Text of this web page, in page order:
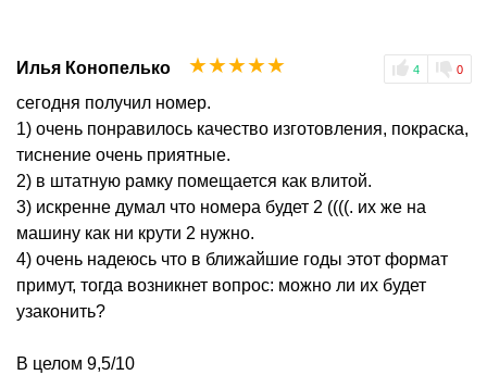
Илья Конопелько 4 0
☆
☆
☆
☆
☆
сегодня получил номер.
1) очень понравилось качество изготовления, покраска,
тиснение очень приятные.
2) в штатную рамку помещается как влитой.
3) искренне думал что номера будет 2 ((((. их же на
машину как ни крути 2 нужно.
4) очень надеюсь что в ближайшие годы этот формат
примут, тогда возникнет вопрос: можно ли их будет
узаконить?
В целом 9,5/10